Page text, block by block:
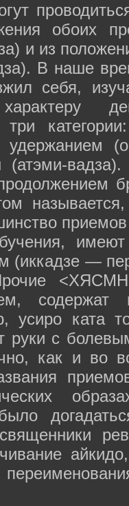
обоих
и из
В наше
себя,
(атэми-
(иккадзе —
содержат
усиро ката
руки с
как и во